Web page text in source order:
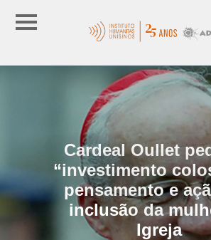
Cardeal Oullet
“investimento
pensamento e
inclusão da
Igreja